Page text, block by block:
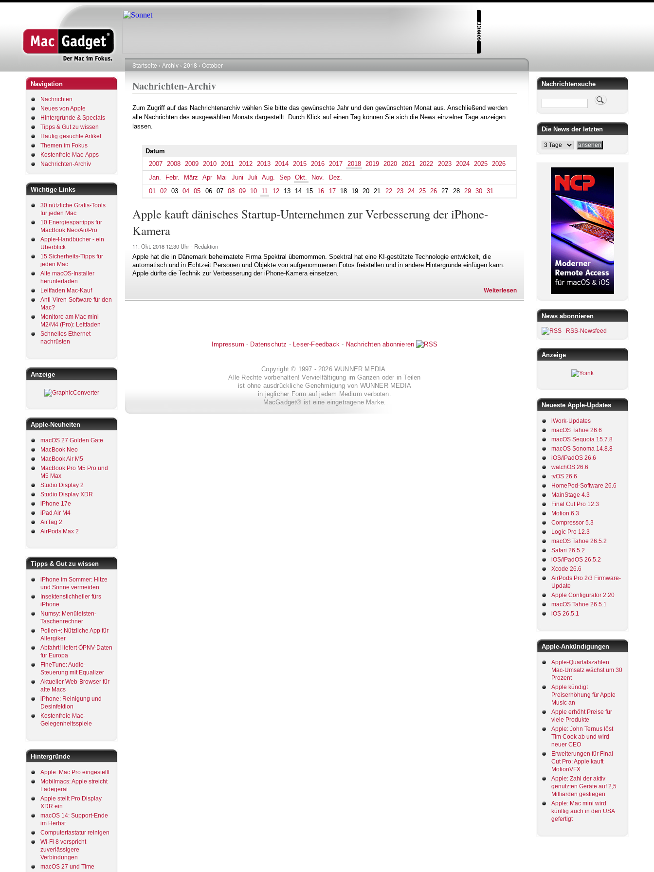
Direkt
Navigation
Nachrichten
Neues von Apple
Hintergründe & Specials
Tipps & Gut zu wissen
Häufig gesuchte Artikel
Themen im Fokus
Kostenfreie Mac-Apps
Nachrichten-Archiv
Wichtige Links
30 nützliche Gratis-Tools
für jeden Mac
10 Energiespartipps für
MacBook Neo/Air/Pro
Apple-Handbücher - ein
Überblick
15 Sicherheits-Tipps für
jeden Mac
Alte macOS-Installer
herunterladen
Leitfaden Mac-Kauf
Anti-Viren-Software für den
Mac?
Monitore am Mac mini
M2/M4 (Pro): Leitfaden
Schnelles Ethernet
nachrüsten
Anzeige
Apple-Neuheiten
macOS 27 Golden Gate
MacBook Neo
MacBook Air M5
MacBook Pro M5 Pro und
M5 Max
Studio Display 2
Studio Display XDR
iPhone 17e
iPad Air M4
AirTag 2
AirPods Max 2
Tipps & Gut zu wissen
iPhone im Sommer: Hitze
und Sonne vermeiden
Insektenstichheiler fürs
iPhone
Numsy: Menüleisten-
Taschenrechner
Pollen+: Nützliche App für
Allergiker
Abfahrt! liefert ÖPNV-Daten
für Europa
FineTune: Audio-
Steuerung mit Equalizer
Aktueller Web-Browser für
alte Macs
iPhone: Reinigung und
Desinfektion
Kostenfreie Mac-
Gelegenheitsspiele
Hintergründe
Apple: Mac Pro eingestellt
Mobilmacs: Apple streicht
Ladegerät
Apple stellt Pro Display
XDR ein
macOS 14: Support-Ende
im Herbst
Computertastatur reinigen
Wi-Fi 8 verspricht
zuverlässigere
Verbindungen
macOS 27 und Time
Pfadnavigation
Startseite Archiv 2018 October
Nachrichten-Archiv
Zum Zugriff auf das Nachrichtenarchiv wählen Sie bitte das gewünschte Jahr und den gewünschten Monat aus. Anschließend werden
alle Nachrichten des ausgewählten Monats dargestellt. Durch Klick auf einen Tag können Sie sich die News einzelner Tage anzeigen
lassen.
Datum
2007
2008 2009 2010 2011 2012 2013 2014 2015 2016 2017 2018 2019 2020 2021 2022 2023 2024 2025
2026
Jan.
Febr. März Apr Mai Juni Juli Aug. Sep Okt. Nov.
Dez.
01
02 03 04 05 06 07 08 09 10 11 12 13 14 15 16 17 18 19 20 21 22 23 24 25 26 27 28 29 30 31
Apple kauft dänisches Startup-Unternehmen zur Verbesserung der iPhone-
Kamera
11. Okt. 2018 12:30 Uhr - Redaktion
Apple hat die in Dänemark beheimatete Firma Spektral übernommen. Spektral hat eine KI-gestützte Technologie entwickelt, die
automatisch und in Echtzeit Personen und Objekte von aufgenommenen Fotos freistellen und in andere Hintergründe einfügen kann.
Apple dürfte die Technik zur Verbesserung der iPhone-Kamera einsetzen.
Weiterlesen
Impressum - Datenschutz - Leser-Feedback - Nachrichten abonnieren
Copyright © 1997 - 2026 WUNNER MEDIA.
Alle Rechte vorbehalten! Vervielfältigung im Ganzen oder in Teilen
ist ohne ausdrückliche Genehmigung von WUNNER MEDIA
in jeglicher Form auf jedem Medium verboten.
MacGadget® ist eine eingetragene Marke.
Nachrichtensuche
Suche
Die News der letzten
News abonnieren
RSS-Newsfeed
Anzeige
Neueste Apple-Updates
iWork-Updates
macOS Tahoe 26.6
macOS Sequoia 15.7.8
macOS Sonoma 14.8.8
iOS/iPadOS 26.6
watchOS 26.6
tvOS 26.6
HomePod-Software 26.6
MainStage 4.3
Final Cut Pro 12.3
Motion 6.3
Compressor 5.3
Logic Pro 12.3
macOS Tahoe 26.5.2
Safari 26.5.2
iOS/iPadOS 26.5.2
Xcode 26.6
AirPods Pro 2/3 Firmware-
Update
Apple Configurator 2.20
macOS Tahoe 26.5.1
iOS 26.5.1
Apple-Ankündigungen
Apple-Quartalszahlen:
Mac-Umsatz wächst um 30
Prozent
Apple kündigt
Preiserhöhung für Apple
Music an
Apple erhöht Preise für
viele Produkte
Apple: John Ternus löst
Tim Cook ab und wird
neuer CEO
Erweiterungen für Final
Cut Pro: Apple kauft
MotionVFX
Apple: Zahl der aktiv
genutzten Geräte auf 2,5
Milliarden gestiegen
Apple: Mac mini wird
künftig auch in den USA
gefertigt